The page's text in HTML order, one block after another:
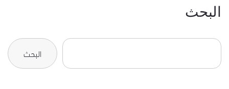
البحث
البحث